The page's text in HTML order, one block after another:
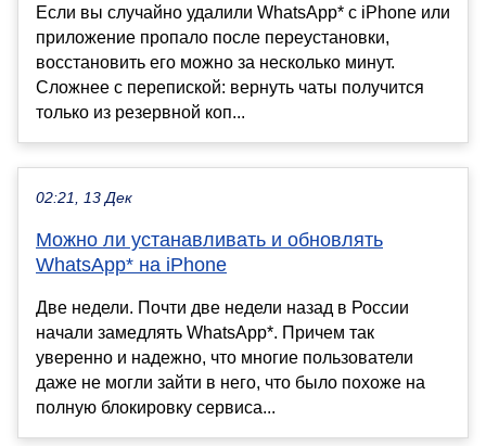
Если вы случайно удалили WhatsApp* с iPhone или
приложение пропало после переустановки,
восстановить его можно за несколько минут.
Сложнее с перепиской: вернуть чаты получится
только из резервной коп...
02:21, 13 Дек
Можно ли устанавливать и обновлять
WhatsApp* на iPhone
Две недели. Почти две недели назад в России
начали замедлять WhatsApp*. Причем так
уверенно и надежно, что многие пользователи
даже не могли зайти в него, что было похоже на
полную блокировку сервиса...